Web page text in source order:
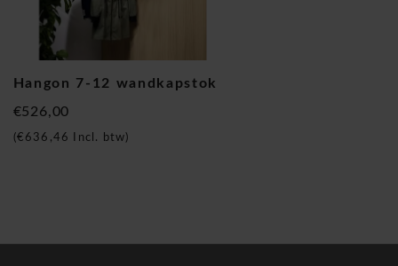
Hoogwaardige design uitstraling
De combinatie van gepolijst en mat aluminium zorgt voor
premium uitstraling.
Afmetingen
Hangon 7-12 wandkapstok
€526,00
(€636,46 Incl. btw)